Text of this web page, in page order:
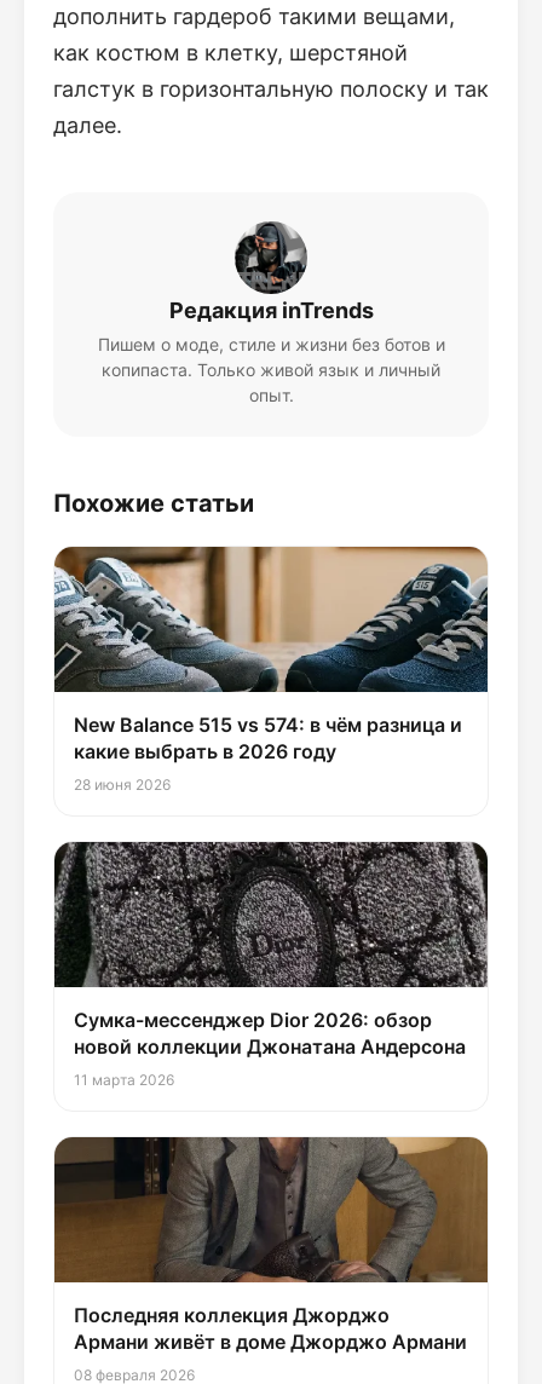
дополнить гардероб такими вещами,
как костюм в клетку, шерстяной
галстук в горизонтальную полоску и так
далее.
Редакция inTrends
Пишем о моде, стиле и жизни без ботов и
копипаста. Только живой язык и личный
опыт.
Похожие статьи
New Balance 515 vs 574: в чём разница и
какие выбрать в 2026 году
28 июня 2026
Сумка-мессенджер Dior 2026: обзор
новой коллекции Джонатана Андерсона
11 марта 2026
Последняя коллекция Джорджо
Армани живёт в доме Джорджо Армани
08 февраля 2026